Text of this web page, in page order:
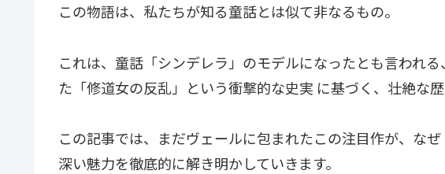
この物語は、私たちが知る童話とは似て非なるもの。
これは、童話「シンデレラ」のモデルになったとも言われ
た「修道女の反乱」という衝撃的な史実 に基づく、壮絶な歴
この記事では、まだヴェールに包まれたこの注目作が、な
深い魅力を徹底的に解き明かしていきます。